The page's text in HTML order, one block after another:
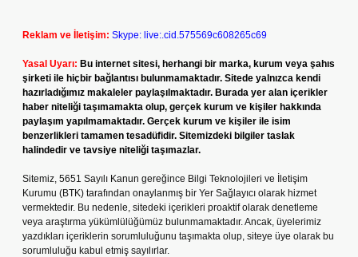
Reklam ve İletişim: Skype: live:.cid.575569c608265c69
Yasal Uyarı: Bu internet sitesi, herhangi bir marka, kurum veya şahıs
şirketi ile hiçbir bağlantısı bulunmamaktadır. Sitede yalnızca kendi
hazırladığımız makaleler paylaşılmaktadır. Burada yer alan içerikler
haber niteliği taşımamakta olup, gerçek kurum ve kişiler hakkında
paylaşım yapılmamaktadır. Gerçek kurum ve kişiler ile isim
benzerlikleri tamamen tesadüfidir. Sitemizdeki bilgiler taslak
halindedir ve tavsiye niteliği taşımazlar.
Sitemiz, 5651 Sayılı Kanun gereğince Bilgi Teknolojileri ve İletişim
Kurumu (BTK) tarafından onaylanmış bir Yer Sağlayıcı olarak hizmet
vermektedir. Bu nedenle, sitedeki içerikleri proaktif olarak denetleme
veya araştırma yükümlülüğümüz bulunmamaktadır. Ancak, üyelerimiz
yazdıkları içeriklerin sorumluluğunu taşımakta olup, siteye üye olarak bu
sorumluluğu kabul etmiş sayılırlar.